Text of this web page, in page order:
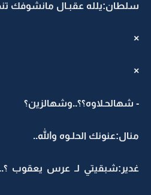
سلطان:يلله عقبـال مانشوفك
×
×
- شهالحـلاوه؟؟..وشهالزين؟
منال:عنونك الحلـوه والله..
غدير:شبقيتي لـ عرس يعقوب